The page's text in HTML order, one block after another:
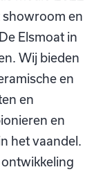
en
Elsmoat in
Wij bieden
en
en
en
het vaandel.